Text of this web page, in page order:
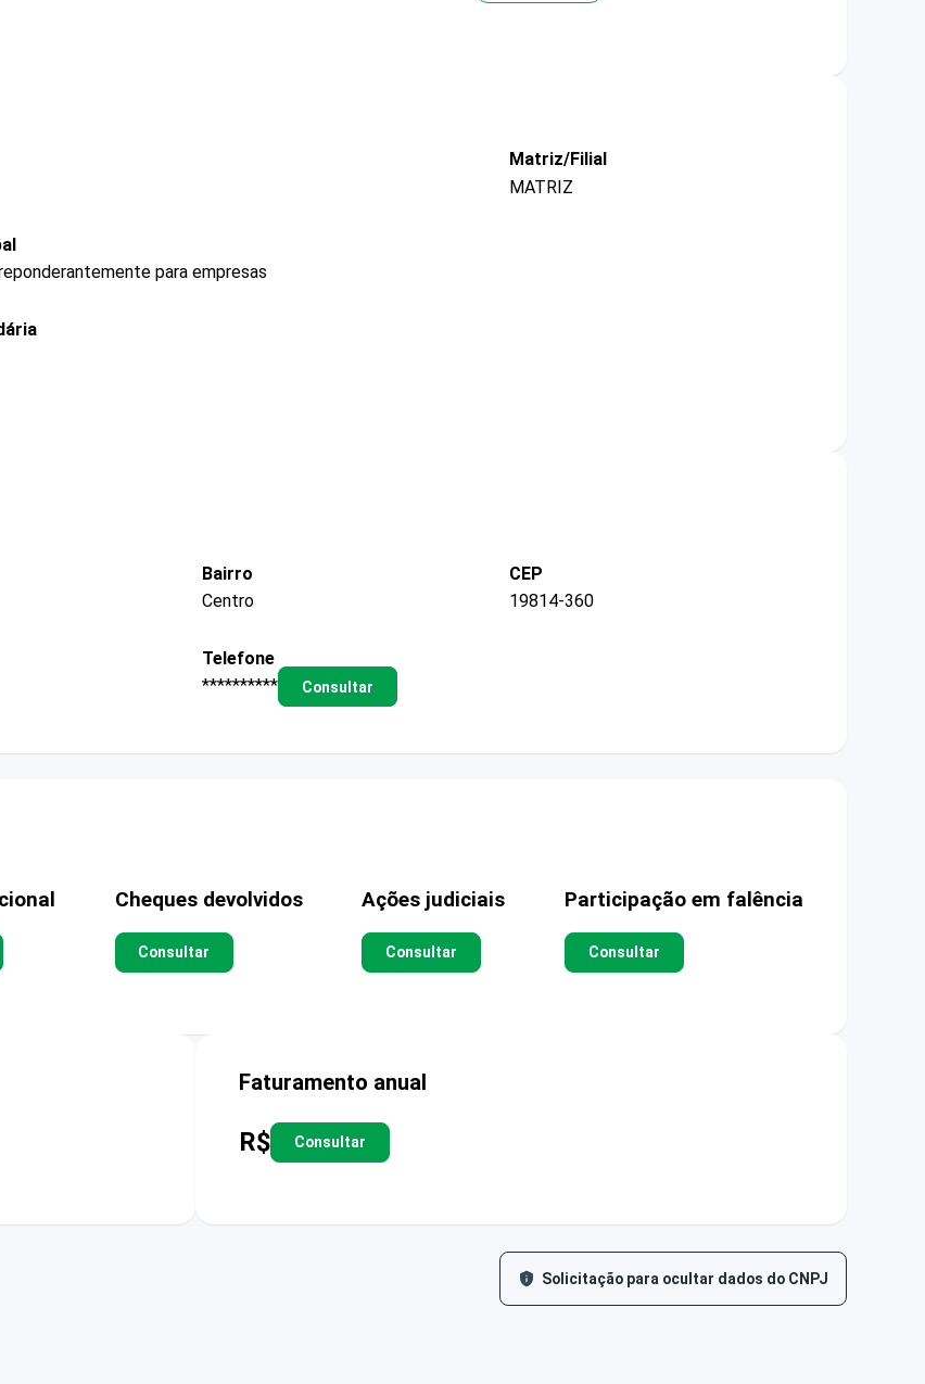
Matriz/Filial
MATRIZ
para empresas
Bairro
Centro
CEP
19814-360
Telefone
**********
Consultar
Cheques devolvidos
Consultar
Ações judiciais
Consultar
Participação em falência
Consultar
Faturamento anual
R$ Consultar
Solicitação para ocultar dados do CNPJ